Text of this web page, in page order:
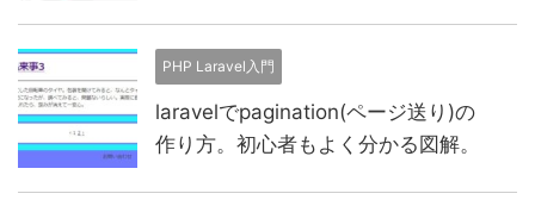
PHP Laravel入門
laravelでpagination(ページ送り)の
作り方。初心者もよく分かる図解。